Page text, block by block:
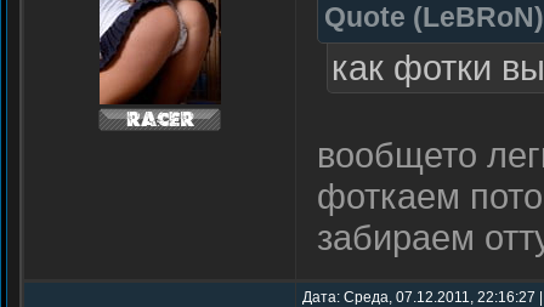
Quote (LeBRoN)
как фотки
вообщето
фоткаем
забираем
Дата: Среда, 07.12.2011,